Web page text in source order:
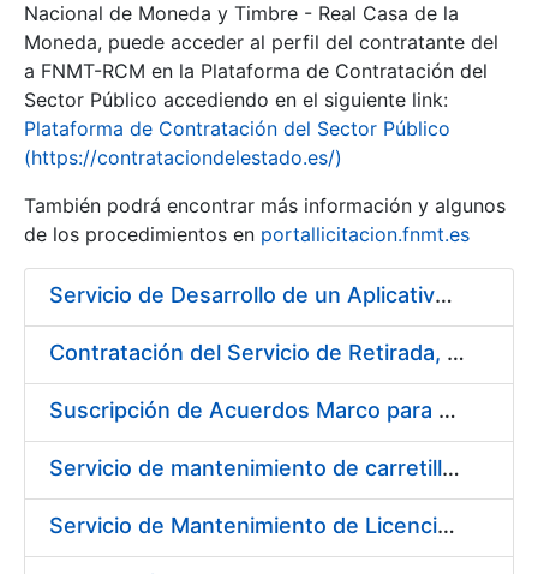
Nacional de Moneda y Timbre - Real Casa de la
Moneda, puede acceder al perfil del contratante del
a FNMT-RCM en la Plataforma de Contratación del
Sector Público accediendo en el siguiente link:
Plataforma de Contratación del Sector Público
(https://contrataciondelestado.es/)
También podrá encontrar más información y algunos
de los procedimientos en portallicitacion.fnmt.es
Servicio de Desarrollo de un Aplicativo para la Generación de Claves
Contratación del Servicio de Retirada, Transporte y Gestión de Briquetas en Fábrica de Papel de Burgos
Suscripción de Acuerdos Marco para el Suministro de Material de Electrónica e Informática
Servicio de mantenimiento de carretillas transportadoras - elevadoras para la FNMT-RCM
Servicio de Mantenimiento de Licencias Liferay